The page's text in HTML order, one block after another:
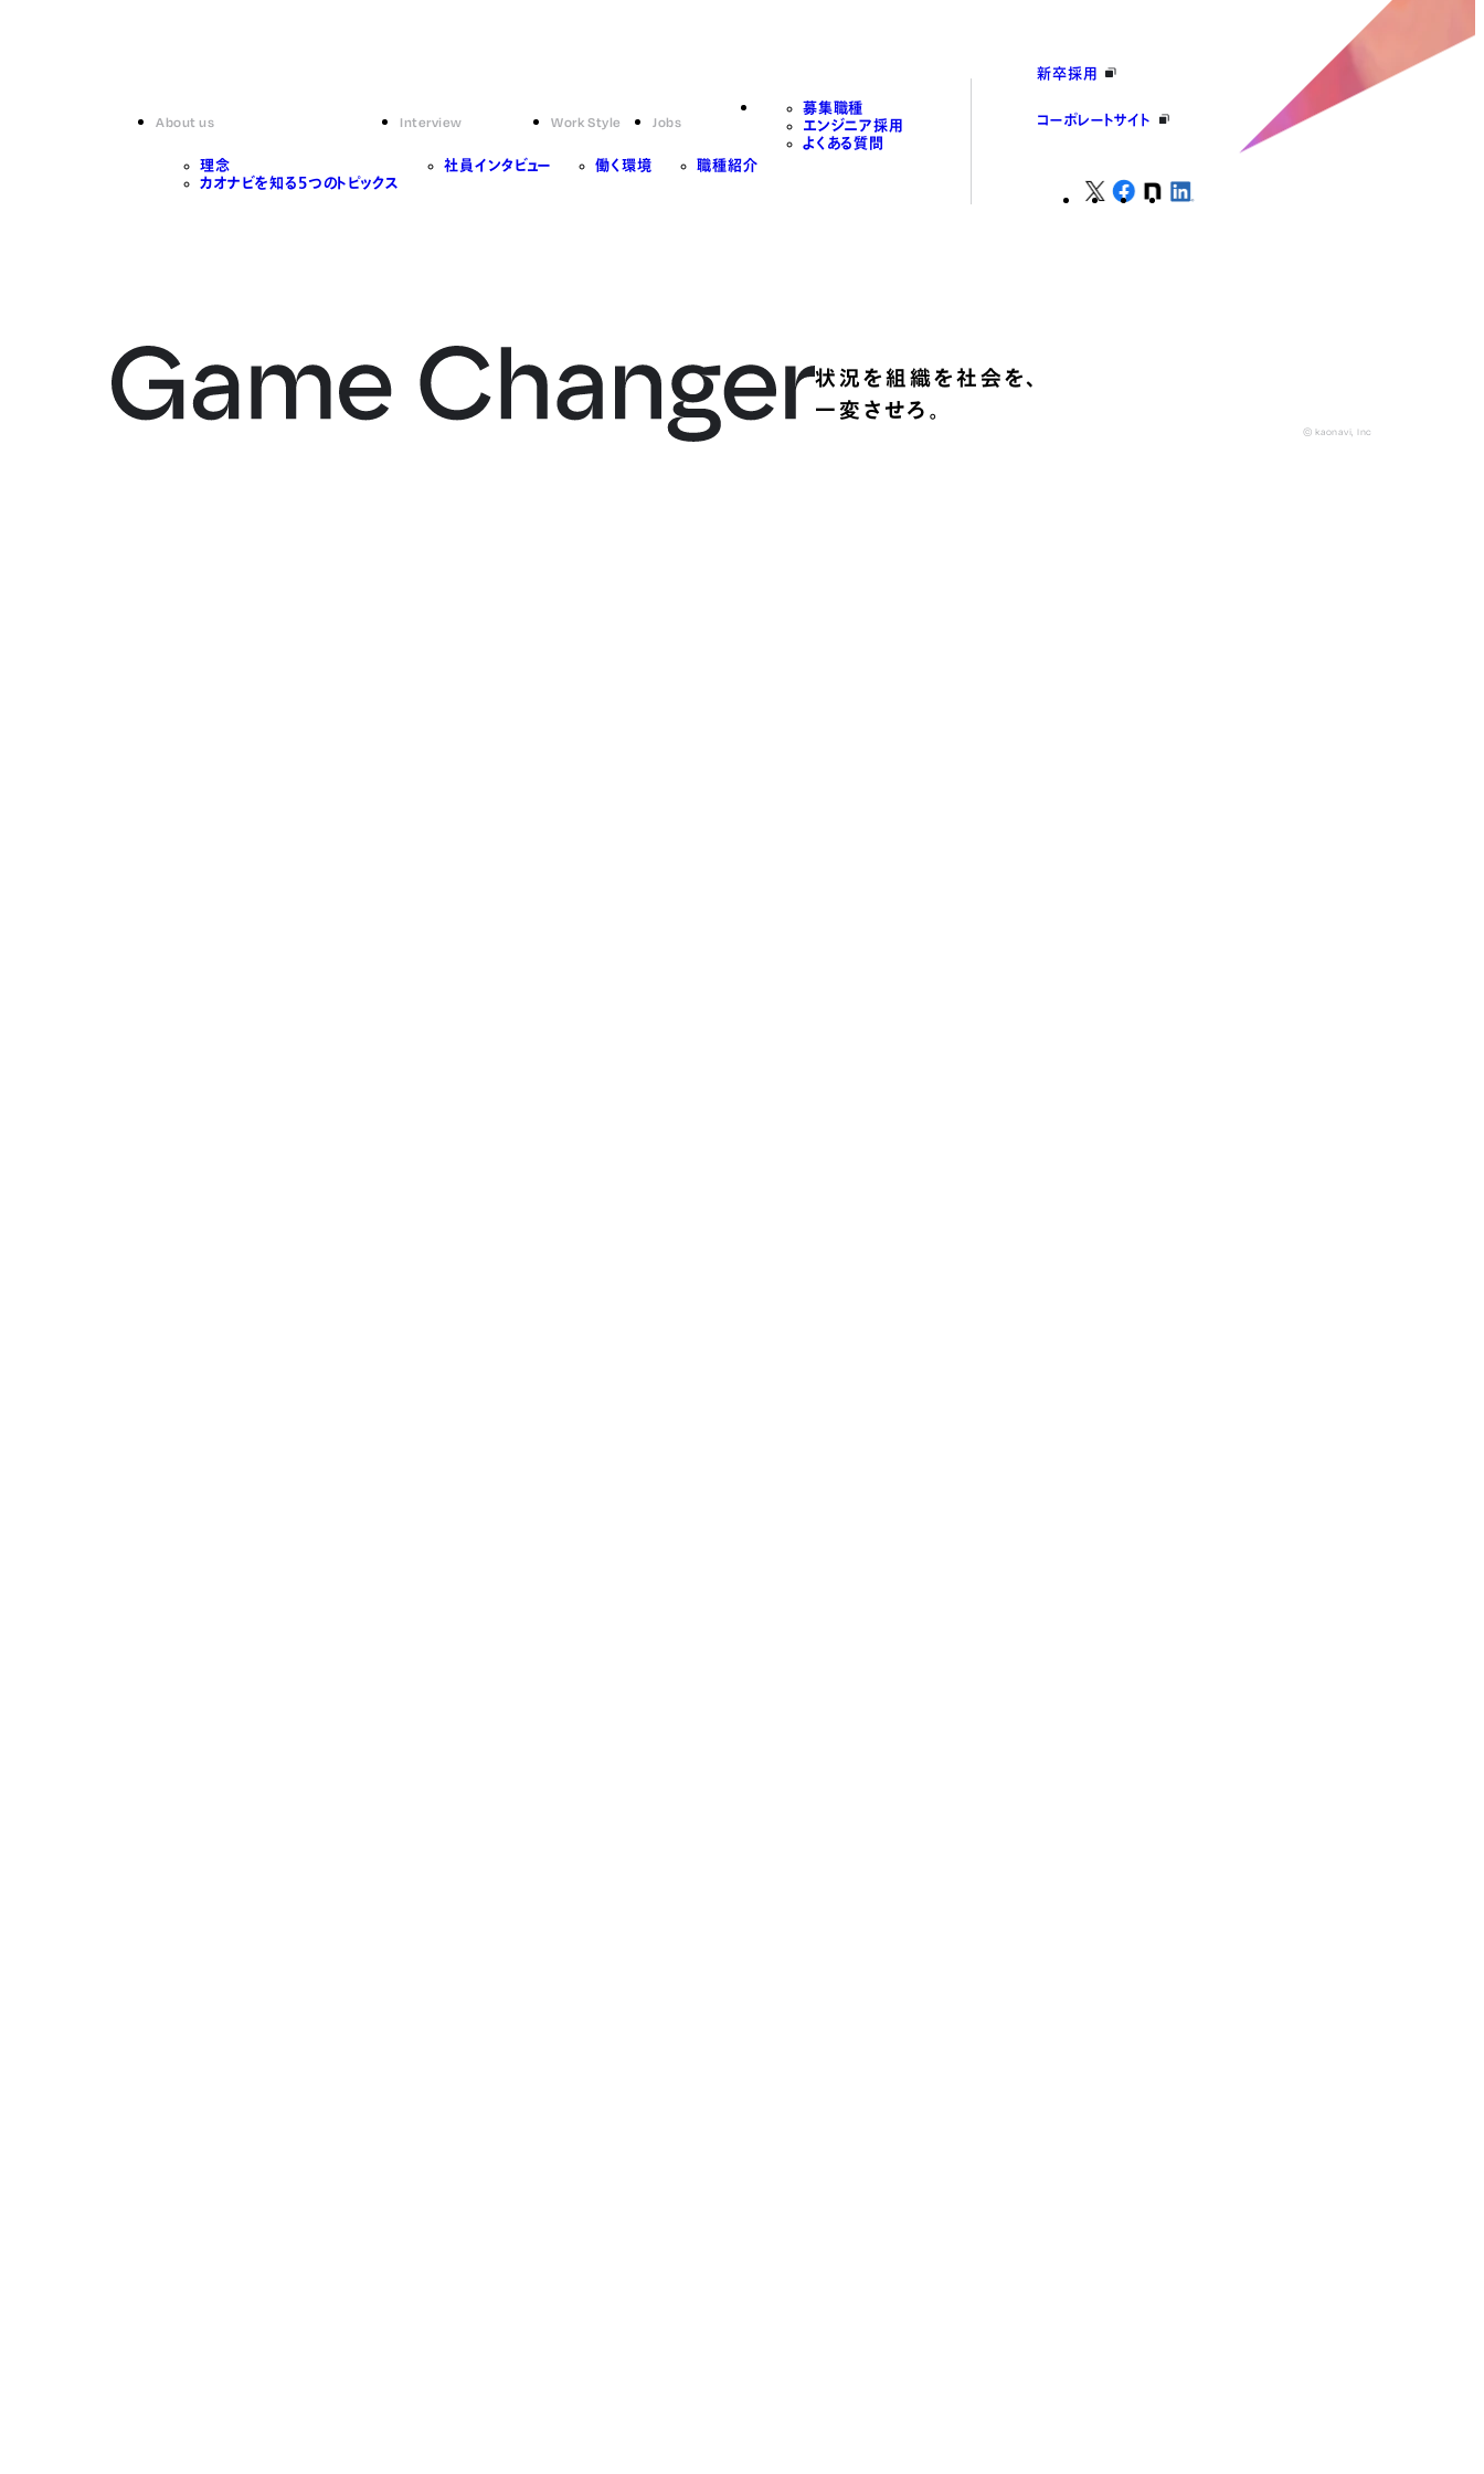
About us
理念
カオナビを知る5つのトピックス
Interview
社員インタビュー
Work Style
働く環境
Jobs
職種紹介
募集職種
エンジニア採用
よくある質問
新卒採用
コーポレートサイト
状況を組織を社会を、
一変させろ。
© kaonavi, Inc